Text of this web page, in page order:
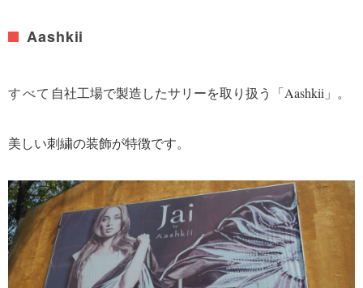
Aashkii
すべて 自社工場で製造したサリーを取り扱う「Aashkii」。
美しい刺繍の装飾が特徴です。